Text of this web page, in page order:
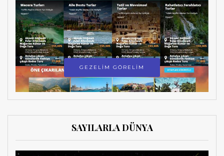
GEZELİM GÖRELİM
SAYILARLA DÜNYA